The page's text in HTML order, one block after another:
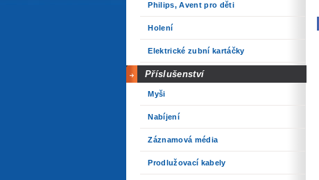
Philips, Avent pro děti
Holení
Elektrické zubní kartáčky
Příslušenství
Myši
Nabíjení
Záznamová média
Prodlužovací kabely